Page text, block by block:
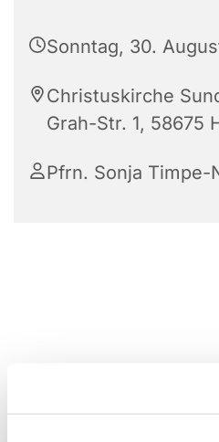
Sonntag, 30.
Christuskirche
Grah-Str. 1, 58675
Pfrn. Sonja Timpe-